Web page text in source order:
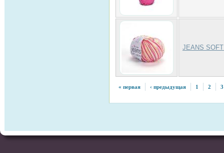
JEANS
« первая ‹ предыдущая 1 2 3